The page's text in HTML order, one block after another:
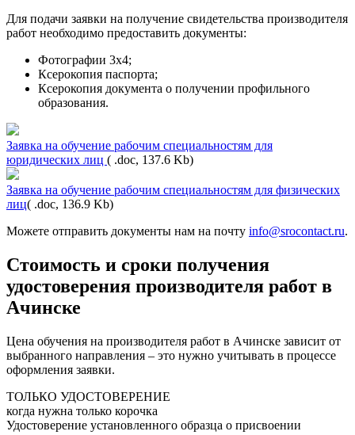
Для подачи заявки на получение свидетельства производителя
работ необходимо предоставить документы:
Фотографии 3х4;
Ксерокопия паспорта;
Ксерокопия документа о получении профильного
образования.
Заявка на обучение рабочим специальностям для
юридических лиц ( .doc, 137.6 Kb)
Заявка на обучение рабочим специальностям для физических
лиц( .doc, 136.9 Kb)
Можете отправить документы нам на почту info@srocontact.ru.
Стоимость и сроки получения
удостоверения производителя работ в
Ачинске
Цена обучения на производителя работ в Ачинске зависит от
выбранного направления – это нужно учитывать в процессе
оформления заявки.
ТОЛЬКО УДОСТОВЕРЕНИЕ
когда нужна только корочка
Удостоверение установленного образца о присвоении